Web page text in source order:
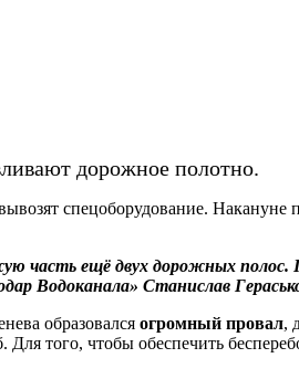
дорожное полотно.
спецоборудование.
часть ещё двух дорожных
Водоканала» Станислав
образовался огромный провал,
того, чтобы обеспечить